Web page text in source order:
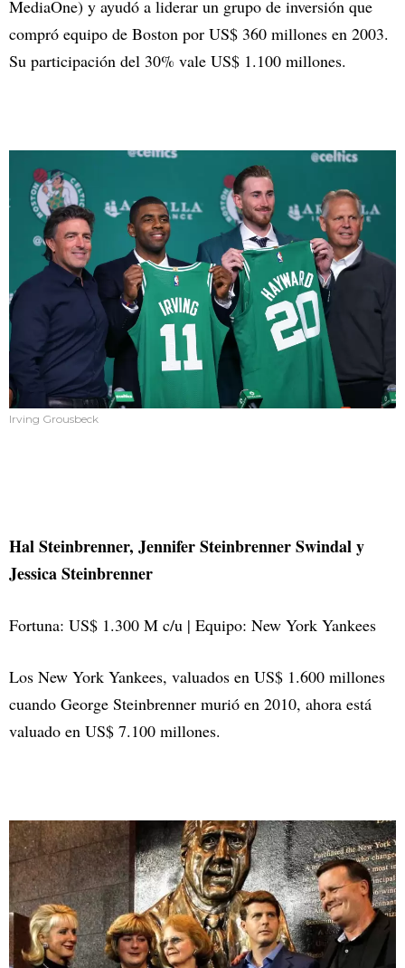
MediaOne) y ayudó a liderar un grupo de inversión que
compró equipo de Boston por US$ 360 millones en 2003.
Su participación del 30% vale US$ 1.100 millones.
Irving Grousbeck
Hal Steinbrenner, Jennifer Steinbrenner Swindal y
Jessica Steinbrenner
Fortuna: US$ 1.300 M c/u | Equipo: New York Yankees
Los New York Yankees, valuados en US$ 1.600 millones
cuando George Steinbrenner murió en 2010, ahora está
valuado en US$ 7.100 millones.